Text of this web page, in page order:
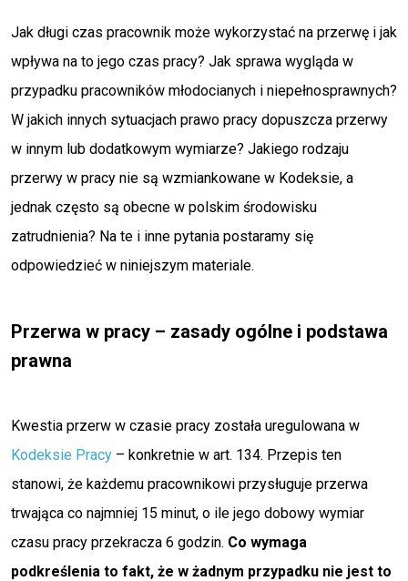
Jak długi czas pracownik może wykorzystać na przerwę i jak
wpływa na to jego czas pracy? Jak sprawa wygląda w
przypadku pracowników młodocianych i niepełnosprawnych?
W jakich innych sytuacjach prawo pracy dopuszcza przerwy
w innym lub dodatkowym wymiarze? Jakiego rodzaju
przerwy w pracy nie są wzmiankowane w Kodeksie, a
jednak często są obecne w polskim środowisku
zatrudnienia? Na te i inne pytania postaramy się
odpowiedzieć w niniejszym materiale.
Przerwa w pracy – zasady ogólne i podstawa
prawna
Kwestia przerw w czasie pracy została uregulowana w
Kodeksie Pracy – konkretnie w art. 134. Przepis ten
stanowi, że każdemu pracownikowi przysługuje przerwa
trwająca co najmniej 15 minut, o ile jego dobowy wymiar
czasu pracy przekracza 6 godzin. Co wymaga
podkreślenia to fakt, że w żadnym przypadku nie jest to